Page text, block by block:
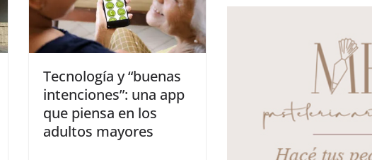
Tecnología y “buenas
intenciones”: una app
que piensa en los
adultos mayores